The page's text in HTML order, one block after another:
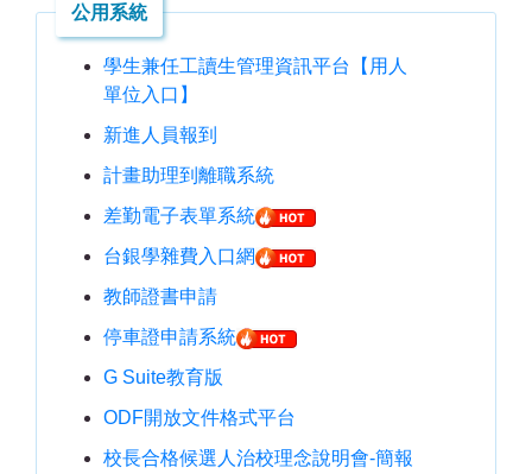
公用系統
學生兼任工讀生管理資訊平台【用人
單位入口】
新進人員報到
計畫助理到離職系統
差勤電子表單系統
台銀學雜費入口網
教師證書申請
停車證申請系統
G Suite教育版
ODF開放文件格式平台
校長合格候選人治校理念說明會-簡報